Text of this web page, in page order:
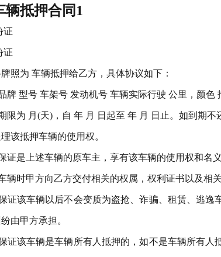
辆抵押合同1
证
证
照为 车辆抵押给乙方，具体协议如下：
牌 型号 车架号 发动机号 车辆实际行驶 公里，颜色
限为 月(天)，自 年 月 日起至 年 月 日止。如到期
该抵押车辆的使用权。
证是上述车辆的原车主，享有该车辆的使用权和名
辆时甲方向乙方交付相关的权属，权利证书以及相关
证该车辆以后不会变质为盗抢、诈骗、租赁、逃
由甲方承担。
证该车辆是车辆所有人抵押的，如不是车辆所有